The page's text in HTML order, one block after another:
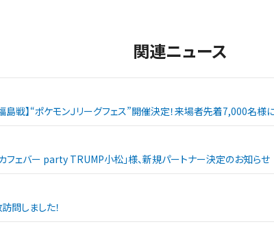
関連ニュース
島戦】“ポケモンＪリーグフェス”開催決定！来場者先着7,000名様
カフェバー party TRUMP小松」様、新規パートナー決定のお知らせ
問しました！